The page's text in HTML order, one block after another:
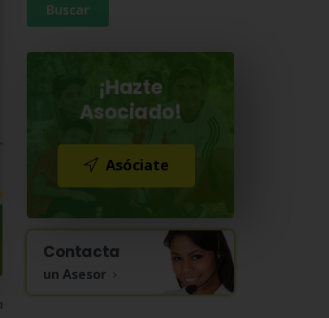
¡Hazte
Asociado!
Asóciate
Contacta
un Asesor